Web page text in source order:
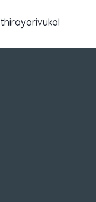
thirayarivukal